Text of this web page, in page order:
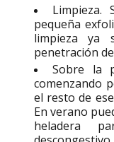
pequeña
limpieza ya
penetración
Sobre la
comenzando
el resto de
En verano
heladera